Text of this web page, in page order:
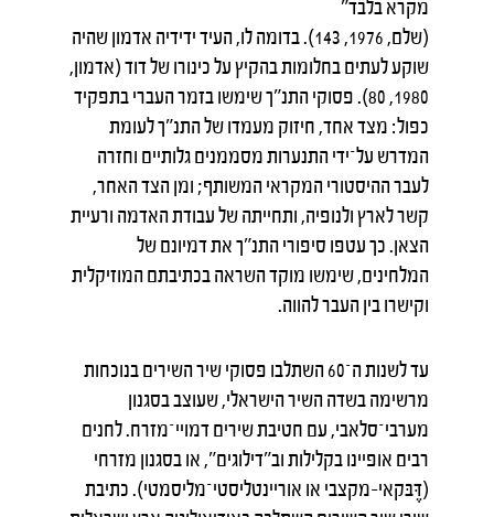
מקרא בלבד"
(שלם, 1976, 143). בדומה לו, העיד ידידיה אדמון שהיה
שוקע לעתים בחלומות בהקיץ על כינורו של דוד (אדמון,
1980, 80). פסוקי התנ"ך שימשו בזמר העברי בתפקיד
כפול: מצד אחד, חיזוק מעמדו של התנ"ך לעומת
המדרש על־ידי התנערות מסממנים גלותיים וחזרה
לעבר ההיסטורי המקראי המשותף; ומן הצד האחר,
קשר לארץ ולנופיה, ותחייתה של עבודת האדמה ורעיית
הצאן. כך עטפו סיפורי התנ"ך את דמיונם של
המלחינים, שימשו מוקד השראה בכתיבתם המוזיקלית
וקישרו בין העבר להווה.
עד לשנות ה־60 השתלבו פסוקי שיר השירים בנוכחות
מרשימה בשדה השיר הישראלי, שעוצב בסגנון
מערבי־סלאבי, עם חטיבת שירים דמויי־מזרח. לחנים
רבים אופיינו בקלילות וב"דילוגים", או בסגנון מזרחי
(דֶּבּקאי-מקצבי או אוריינטליסטי־מליסמטי). כתיבת